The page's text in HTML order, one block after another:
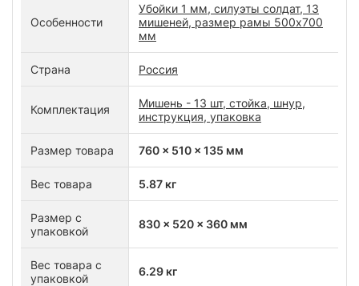
Особенности
Убойки 1 мм, силуэты солдат, 13
мишеней, размер рамы 500x700
мм
Страна Россия
Комплектация
Мишень - 13 шт, стойка, шнур,
инструкция, упаковка
Размер товара 760 x 510 x 135 мм
Вес товара 5.87 кг
Размер с
упаковкой
830 x 520 x 360 мм
Вес товара с
упаковкой
6.29 кг